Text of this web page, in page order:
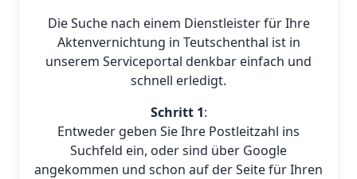
Die Suche nach einem Dienstleister für Ihre
Aktenvernichtung in Teutschenthal ist in
unserem Serviceportal denkbar einfach und
schnell erledigt.
Schritt 1:
Entweder geben Sie Ihre Postleitzahl ins
Suchfeld ein, oder sind über Google
angekommen und schon auf der Seite für Ihren